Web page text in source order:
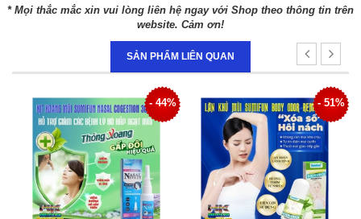
* Mọi thắc mắc xin vui lòng liên hệ ngay với Shop theo thông tin trên
website. Cảm ơn!
SẢN PHẨM LIÊN QUAN
- 51% - 34%